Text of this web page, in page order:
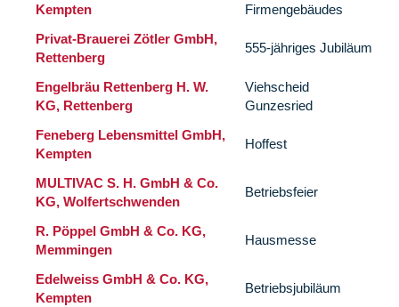
Kempten
Firmengebäudes
Privat-Brauerei Zötler GmbH,
Rettenberg
555-jähriges Jubiläum
Engelbräu Rettenberg H. W.
KG, Rettenberg
Viehscheid
Gunzesried
Feneberg Lebensmittel GmbH,
Kempten
Hoffest
MULTIVAC S. H. GmbH & Co.
KG, Wolfertschwenden
Betriebsfeier
R. Pöppel GmbH & Co. KG,
Memmingen
Hausmesse
Edelweiss GmbH & Co. KG,
Kempten
Betriebsjubiläum